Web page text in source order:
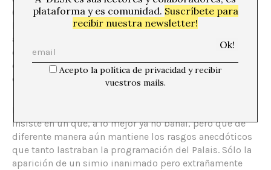
(“Meeting Piece” de Jonathan Monk), una proyección
blanca (que remonta las fotografías de un fallido viaje
al al polo norte de Joachim Koester y que recientemente
expuso el CASM), una cinta que se mantiene el vilo por
el efecto de grandes ventiladores (Zilvinas Kempinas) o
el citado cubo goteante de Ceal Floyer.
Desde luego que la suma de los relatos de cada pieza
insiste en un qué, a lo mejor ya no banal, pero que de
diferente manera aún mantiene los rasgos anecdóticos
que tanto lastraban la programación del Palais. Sólo la
aparición de un simio inanimado pero extrañamente
plataforma y es comunidad. Suscríbete para
recibir nuestra newsletter!
Acepto la política de privacidad y recibir
vuestros mails.